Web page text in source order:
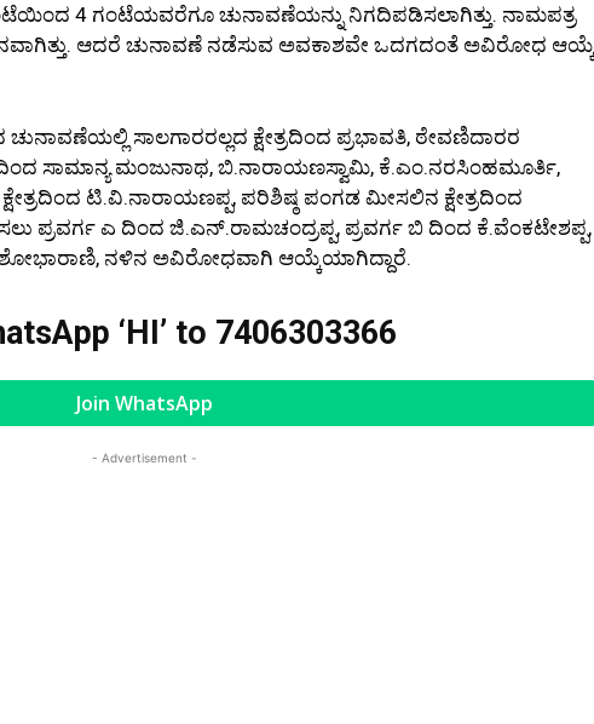
4 ಗಂಟೆಯವರೆಗೂ ಚುನಾವಣೆಯನ್ನು ನಿಗದಿಪಡಿಸಲಾಗಿತ್ತು. ನಾಮಪತ್ರ
ಆದರೆ ಚುನಾವಣೆ ನಡೆಸುವ ಅವಕಾಶವೇ ಒದಗದಂತೆ ಅವಿರೋಧ ಆಯ್ಕೆ
ಸಾಲಗಾರರಲ್ಲದ ಕ್ಷೇತ್ರದಿಂದ ಪ್ರಭಾವತಿ, ಠೇವಣಿದಾರರ
ಸಾಮಾನ್ಯ ಮಂಜುನಾಥ, ಬಿ.ನಾರಾಯಣಸ್ವಾಮಿ, ಕೆ.ಎಂ.ನರಸಿಂಹಮೂರ್ತಿ,
ಟಿ.ವಿ.ನಾರಾಯಣಪ್ಪ, ಪರಿಶಿಷ್ಠ ಪಂಗಡ ಮೀಸಲಿನ ಕ್ಷೇತ್ರದಿಂದ
ಪ್ರವರ್ಗ ಎ ದಿಂದ ಜಿ.ಎನ್.ರಾಮಚಂದ್ರಪ್ಪ, ಪ್ರವರ್ಗ ಬಿ ದಿಂದ ಕೆ.ವೆಂಕಟೇಶಪ್ಪ,
ನಳಿನ ಅವಿರೋಧವಾಗಿ ಆಯ್ಕೆಯಾಗಿದ್ದಾರೆ.
‘HI’ to 7406303366
Join WhatsApp
- Advertisement -